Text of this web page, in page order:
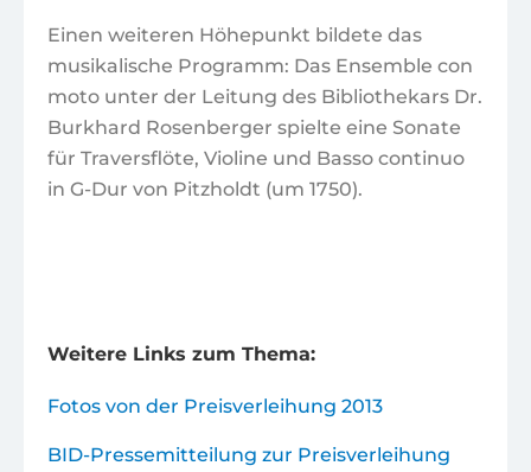
Einen weiteren Höhepunkt bildete das
musikalische Programm: Das Ensemble con
moto unter der Leitung des Bibliothekars Dr.
Burkhard Rosenberger spielte eine Sonate
für Traversflöte, Violine und Basso continuo
in G-Dur von Pitzholdt (um 1750).
Weitere Links zum Thema:
Fotos von der Preisverleihung 2013
BID-Pressemitteilung zur Preisverleihung